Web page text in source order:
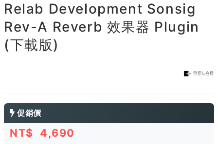
Relab Development Sonsig
Rev-A Reverb 效果器 Plugin
(下載版)
促銷價
NT$ 4,690